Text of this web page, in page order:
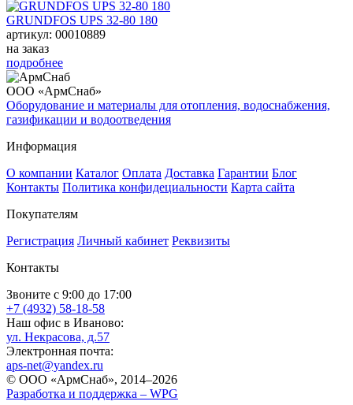
GRUNDFOS UPS 32-80 180
артикул: 00010889
на заказ
подробнее
ООО «АрмСнаб»
Оборудование и материалы для отопления, водоснабжения,
газификации и водоотведения
Информация
О компании Каталог Оплата Доставка Гарантии Блог
Контакты Политика конфидециальности Карта сайта
Покупателям
Регистрация Личный кабинет Реквизиты
Контакты
Звоните с 9:00 до 17:00
+7 (4932) 58-18-58
Наш офис в Иваново:
ул. Некрасова, д.57
Электронная почта:
aps-net@yandex.ru
© ООО «АрмСнаб», 2014–2026
Разработка и поддержка – WPG